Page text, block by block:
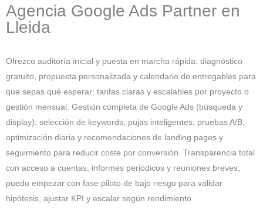
Agencia Google Ads Partner en
Lleida
Ofrezco auditoría inicial y puesta en marcha rápida: diagnóstico
gratuito, propuesta personalizada y calendario de entregables para
que sepas qué esperar; tarifas claras y escalables por proyecto o
gestión mensual. Gestión completa de Google Ads (búsqueda y
display): selección de keywords, pujas inteligentes, pruebas A/B,
optimización diaria y recomendaciones de landing pages y
seguimiento para reducir coste por conversión. Transparencia total
con acceso a cuentas, informes periódicos y reuniones breves;
puedo empezar con fase piloto de bajo riesgo para validar
hipótesis, ajustar KPI y escalar según rendimiento.